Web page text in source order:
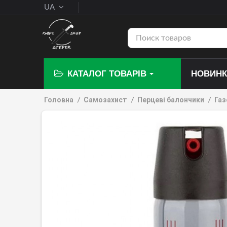
UA
КАТАЛОГ ТОВАРІВ
Головна Самозахист Перцеві балончики